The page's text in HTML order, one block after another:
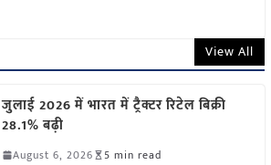
View All
जुलाई 2026 में भारत में ट्रैक्टर रिटेल बिक्री
28.1% बढ़ी
August 6, 2026 5 min read